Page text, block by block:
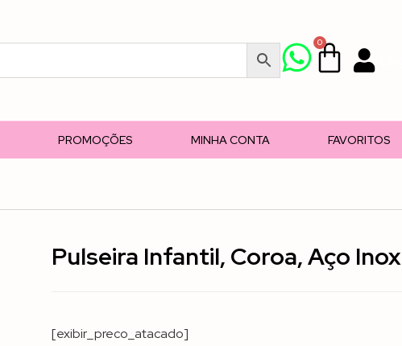
0
PROMOÇÕES MINHA CONTA FAVORITOS
Pulseira Infantil, Coroa, Aço Inox
[exibir_preco_atacado]